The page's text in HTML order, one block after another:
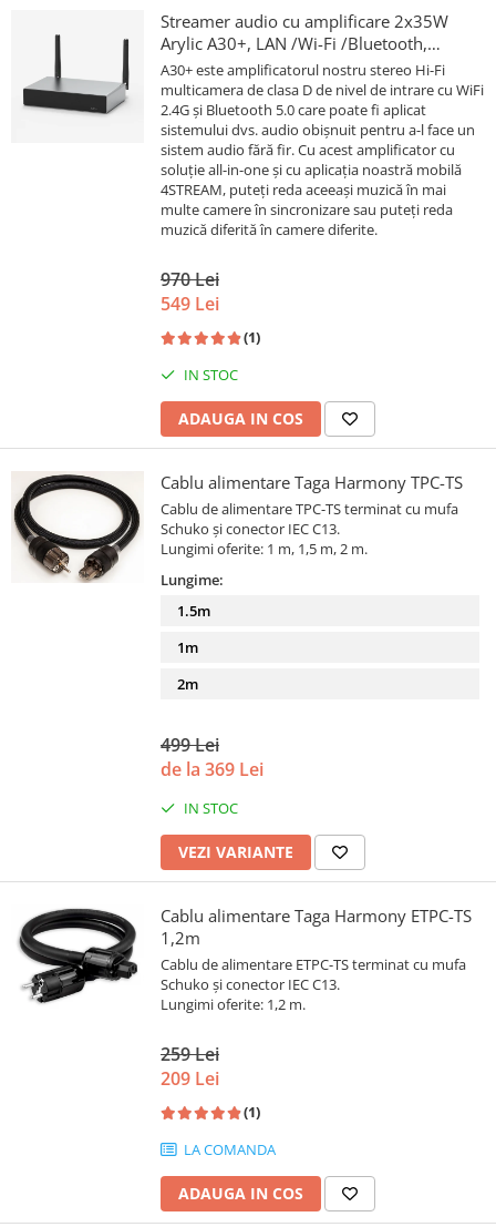
Streamer audio cu amplificare 2x35W
Arylic A30+, LAN /Wi-Fi /Bluetooth,
24bit/192kHz, Multiroom
A30+ este amplificatorul nostru stereo Hi-Fi
multicamera de clasa D de nivel de intrare cu WiFi
2.4G și Bluetooth 5.0 care poate fi aplicat
sistemului dvs. audio obișnuit pentru a-l face un
sistem audio fără fir. Cu acest amplificator cu
soluție all-in-one și cu aplicația noastră mobilă
4STREAM, puteți reda aceeași muzică în mai
multe camere în sincronizare sau puteți reda
muzică diferită în camere diferite.
970 Lei
549 Lei
(1)
IN STOC
ADAUGA IN COS
Cablu alimentare Taga Harmony TPC-TS
Cablu de alimentare TPC-TS terminat cu mufa
Schuko și conector IEC C13.
Lungimi oferite: 1 m, 1,5 m, 2 m.
Lungime:
1.5m
1m
2m
499 Lei
de la 369 Lei
IN STOC
VEZI VARIANTE
Cablu alimentare Taga Harmony ETPC-TS
1,2m
Cablu de alimentare ETPC-TS terminat cu mufa
Schuko și conector IEC C13.
Lungimi oferite: 1,2 m.
259 Lei
209 Lei
(1)
LA COMANDA
ADAUGA IN COS